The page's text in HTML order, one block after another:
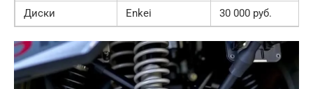
Диски Enkei 30 000 руб.